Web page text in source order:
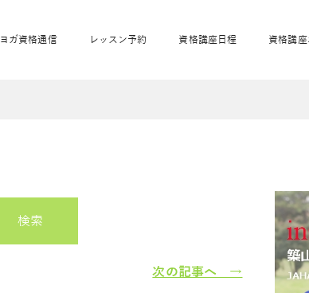
直営校ブログ
養成講座お申込み
ベビーマッサージ通学
美ママピラティス通学
ヨガ資格通信
ベビー「ピラティス＆ヨガ」W通信 リトル＆キ
レッスン予約
出張ヨガ・オフィスヨガ
ベビーチャクラマッサ
資格講座日程
ス
資格講
検索
次の記事へ →